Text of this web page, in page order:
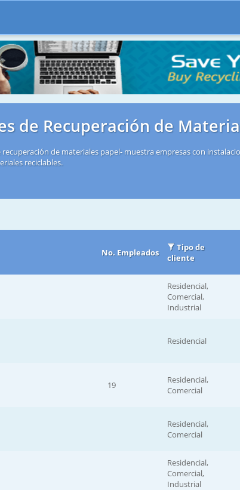
de Recuperación de
de materiales papel- muestra empresas con
reciclables.
No. Empleados
Tipo de
cliente
Residencial,
Comercial,
Industrial
Residencial
19
Residencial,
Comercial
Residencial,
Comercial
Residencial,
Comercial,
Industrial